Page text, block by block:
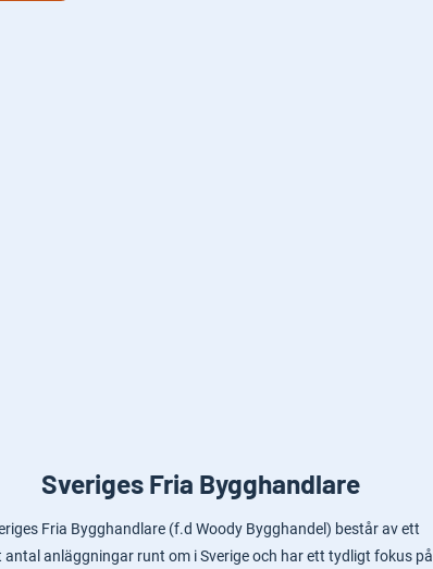
Sveriges Fria Bygghandlare
Fria Bygghandlare (f.d Woody Bygghandel) består av ett
antal anläggningar runt om i Sverige och har ett tydligt fokus på